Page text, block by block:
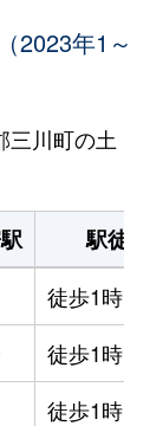
2023年1～
三川町の土
駅徒歩
徒歩1時間
徒歩1時間
徒歩1時間